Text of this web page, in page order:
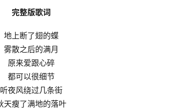
完整版歌词
地上断了翅的蝶
雾散之后的满月
原来爱跟心碎
都可以很细节
听夜风绕过几条街
天瘦了满地的落叶